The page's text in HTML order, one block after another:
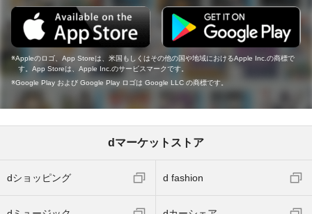
Appleのロゴ、App Storeは、米国もしくはその他の国や地域におけるApple Inc.の商標で
す。App Storeは、Apple Inc.のサービスマークです。
Google Play および Google Play ロゴは Google LLC の商標です。
dマーケットストア
dショッピング d fashion